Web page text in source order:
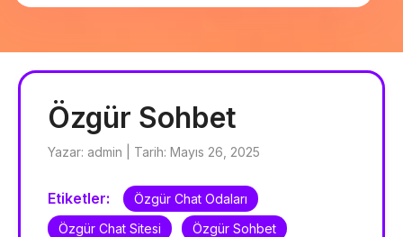
Özgür Sohbet
Yazar: admin | Tarih: Mayıs 26, 2025
Etiketler:
Özgür Chat Odaları
Özgür Chat Sitesi
Özgür Sohbet